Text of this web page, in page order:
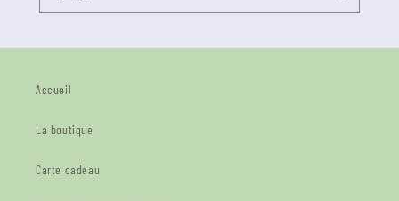
Accueil
La boutique
Carte cadeau